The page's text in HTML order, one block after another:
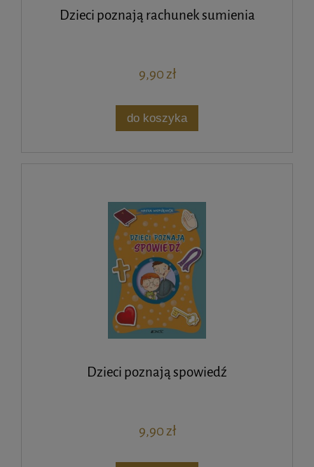
Dzieci poznają rachunek sumienia
9,90 zł
do koszyka
Dzieci poznają spowiedź
9,90 zł